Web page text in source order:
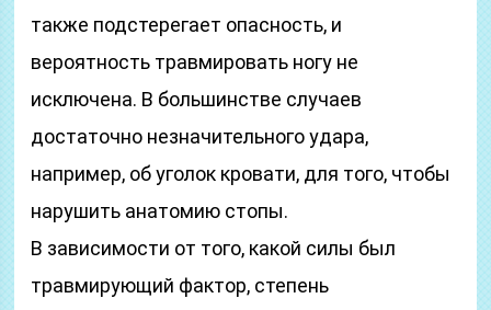
также подстерегает опасность, и
вероятность травмировать ногу не
исключена. В большинстве случаев
достаточно незначительного удара,
например, об уголок кровати, для того, чтобы
нарушить анатомию стопы.
В зависимости от того, какой силы был
травмирующий фактор, степень